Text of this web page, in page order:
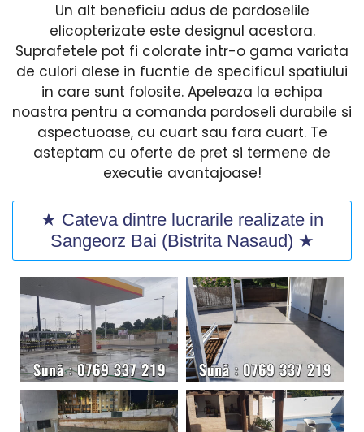
Un alt beneficiu adus de pardoselile
elicopterizate este designul acestora.
Suprafetele pot fi colorate intr-o gama variata
de culori alese in fucntie de specificul spatiului
in care sunt folosite. Apeleaza la echipa
noastra pentru a comanda pardoseli durabile si
aspectuoase, cu cuart sau fara cuart. Te
asteptam cu oferte de pret si termene de
executie avantajoase!
★ Cateva dintre lucrarile realizate in
Sangeorz Bai (Bistrita Nasaud) ★